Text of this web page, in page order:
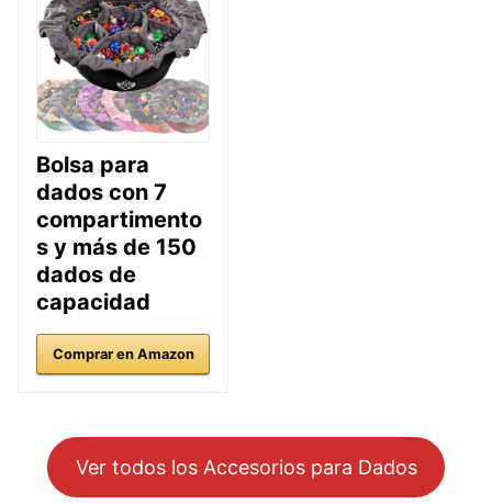
Bolsa para
dados con 7
compartimento
s y más de 150
dados de
capacidad
Comprar en Amazon
Ver todos los Accesorios para Dados